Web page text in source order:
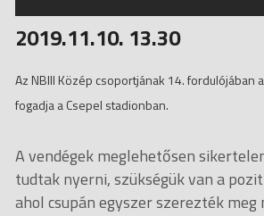
2019.11.10. 13.30
Az NBIII Közép csoportjának 14. fordulójában
fogadja a Csepel stadionban.
A vendégek meglehetősen
tudtak nyerni, szükségük van a
ahol csupán egyszer szerezték